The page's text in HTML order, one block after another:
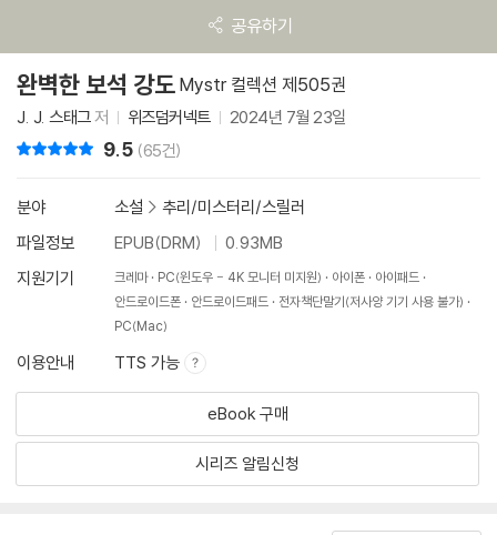
공유하기
완벽한 보석 강도 Mystr 컬렉션 제505권
J. J. 스태그저 위즈덤커넥트 2024년 7월 23일
9.5 (65건)
분야 소설 > 추리/미스터리/스릴러
파일정보
EPUB(DRM)
0.93MB
지원기기
크레마 PC(윈도우 - 4K 모니터 미지원) 아이폰
아이패드
안드로이드폰
안드로이드패드
전자책단말기(저사양 기기 사용 불가)
PC(Mac)
이용안내 TTS 가능
eBook 구매
시리즈 알림신청